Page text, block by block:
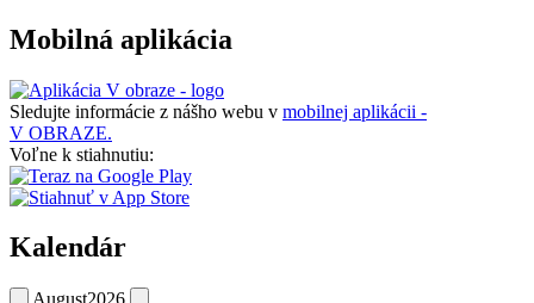
Mobilná aplikácia
Sledujte informácie z nášho webu v mobilnej aplikácii -
V OBRAZE.
Voľne k stiahnutiu:
Kalendár